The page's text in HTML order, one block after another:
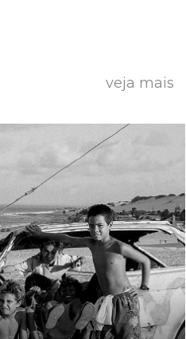
veja mais